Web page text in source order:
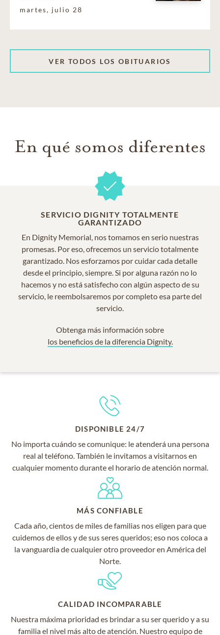
martes, julio 28
VER TODOS LOS OBITUARIOS
En qué somos diferentes
SERVICIO DIGNITY TOTALMENTE
GARANTIZADO
En Dignity Memorial, nos tomamos en serio nuestras
promesas. Por eso, ofrecemos un servicio totalmente
garantizado. Nos esforzamos por cuidar cada detalle
desde el principio, siempre. Si por alguna razón no lo
hacemos y no está satisfecho con algún aspecto de su
servicio, le reembolsaremos por completo esa parte del
servicio.
Obtenga más información sobre
los beneficios de la diferencia Dignity.
DISPONIBLE 24/7
No importa cuándo se comunique: le atenderá una persona
real al teléfono. También le invitamos a visitarnos en
cualquier momento durante el horario de atención normal.
MÁS CONFIABLE
Cada año, cientos de miles de familias nos eligen para que
cuidemos de ellos y de sus seres queridos; eso nos coloca a
la vanguardia de cualquier otro proveedor en América del
Norte.
CALIDAD INCOMPARABLE
Nuestra máxima prioridad es brindar a su ser querido y a su
familia el nivel más alto de atención. Nuestro equipo de